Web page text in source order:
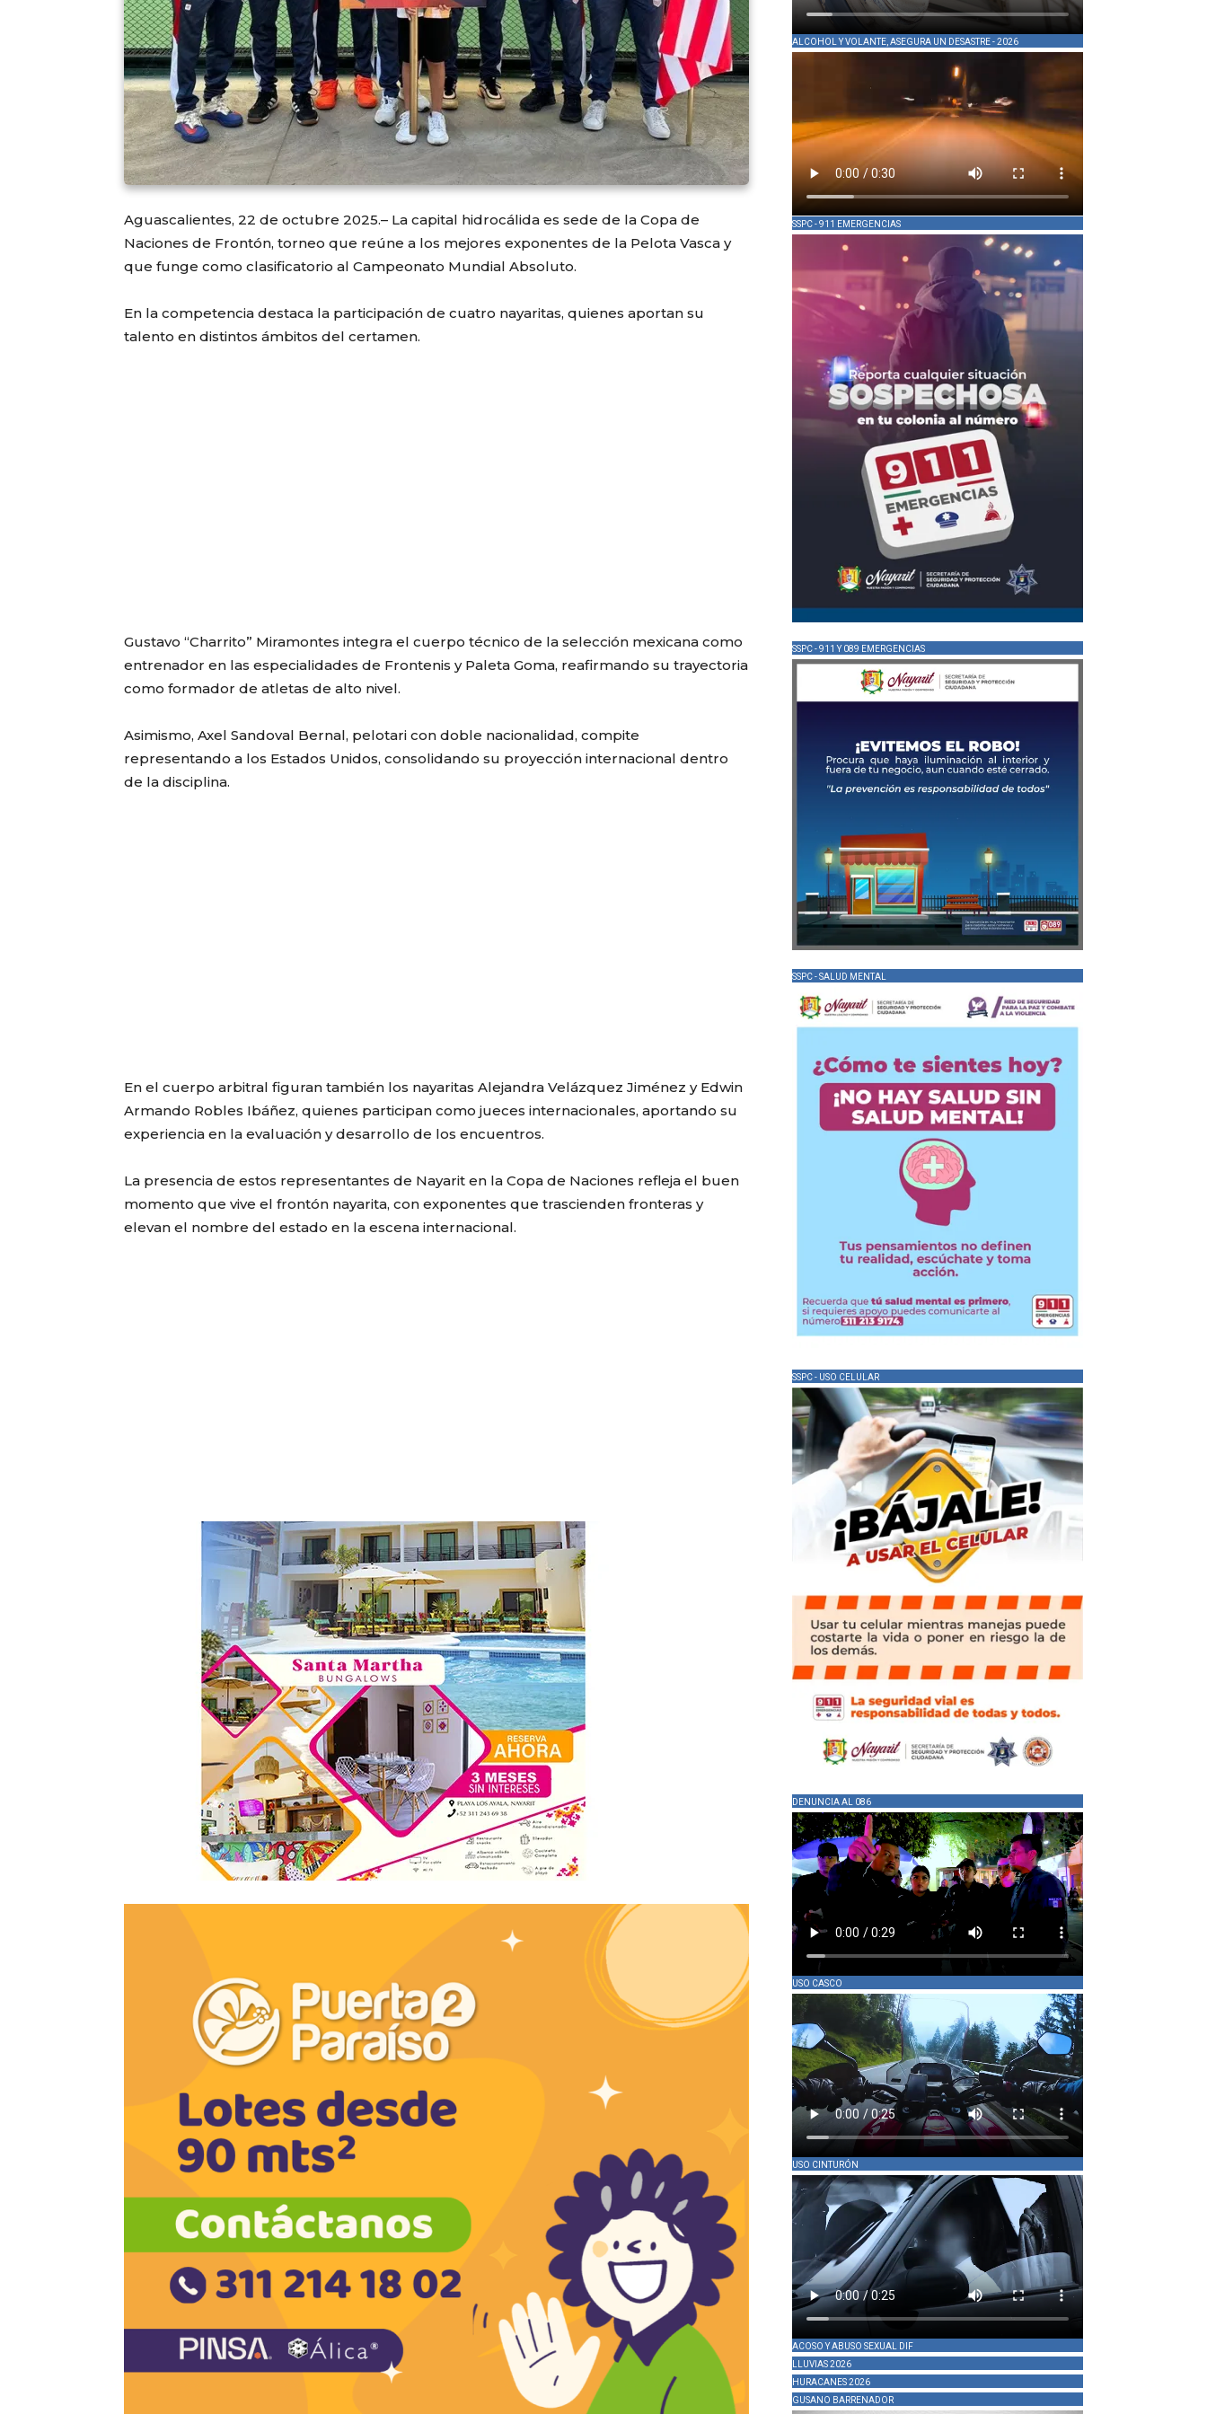
Aguascalientes, 22 de octubre 2025.– La capital hidrocálida es sede de la Copa de
Naciones de Frontón, torneo que reúne a los mejores exponentes de la Pelota Vasca y
que funge como clasificatorio al Campeonato Mundial Absoluto.
En la competencia destaca la participación de cuatro nayaritas, quienes aportan su
talento en distintos ámbitos del certamen.
Gustavo “Charrito” Miramontes integra el cuerpo técnico de la selección mexicana como
entrenador en las especialidades de Frontenis y Paleta Goma, reafirmando su trayectoria
como formador de atletas de alto nivel.
Asimismo, Axel Sandoval Bernal, pelotari con doble nacionalidad, compite
representando a los Estados Unidos, consolidando su proyección internacional dentro
de la disciplina.
En el cuerpo arbitral figuran también los nayaritas Alejandra Velázquez Jiménez y Edwin
Armando Robles Ibáñez, quienes participan como jueces internacionales, aportando su
experiencia en la evaluación y desarrollo de los encuentros.
La presencia de estos representantes de Nayarit en la Copa de Naciones refleja el buen
momento que vive el frontón nayarita, con exponentes que trascienden fronteras y
elevan el nombre del estado en la escena internacional.
ALCOHOL Y VOLANTE, ASEGURA UN DESASTRE - 2026
SSPC - 911 EMERGENCIAS
SSPC - 911 Y 089 EMERGENCIAS
SSPC - SALUD MENTAL
SSPC - USO CELULAR
DENUNCIA AL 086
USO CASCO
USO CINTURÓN
ACOSO Y ABUSO SEXUAL DIF
LLUVIAS 2026
HURACANES 2026
GUSANO BARRENADOR